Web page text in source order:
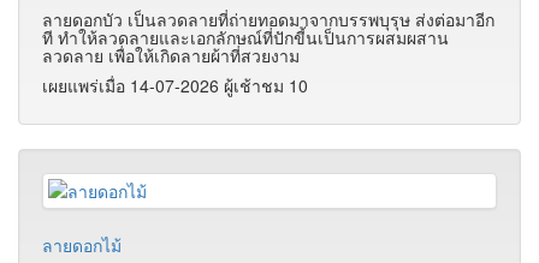
ลายดอกบัว เป็นลวดลายที่ถ่ายทอดมาจากบรรพบุรุษ ส่งต่อมาอีก
ที ทำให้ลวดลายและเอกลักษณ์ที่ปักขี้นเป็นการผสมผสาน
ลวดลาย เพื่อให้เกิดลายผ้าที่สวยงาม
เผยแพร่เมื่อ 14-07-2026 ผู้เช้าชม 10
ลายดอกไม้